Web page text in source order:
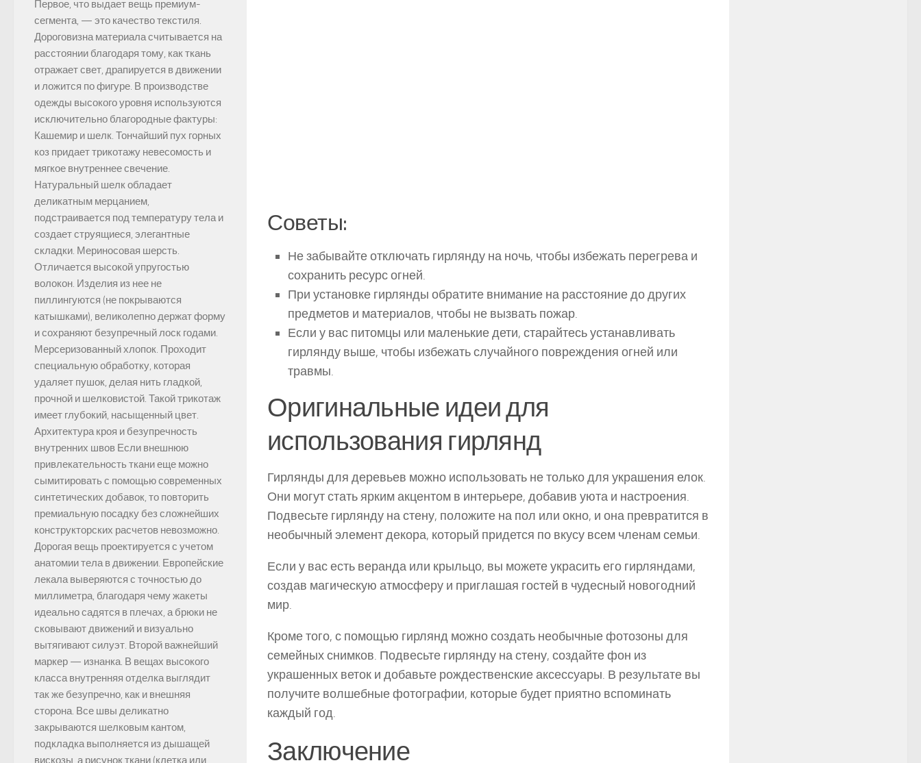
Советы:
Не забывайте отключать гирлянду на ночь, чтобы избежать перегрева и
сохранить ресурс огней.
При установке гирлянды обратите внимание на расстояние до других
предметов и материалов, чтобы не вызвать пожар.
Если у вас питомцы или маленькие дети, старайтесь устанавливать
гирлянду выше, чтобы избежать случайного повреждения огней или
травмы.
Оригинальные идеи для
использования гирлянд
Гирлянды для деревьев можно использовать не только для украшения елок.
Они могут стать ярким акцентом в интерьере, добавив уюта и настроения.
Подвесьте гирлянду на стену, положите на пол или окно, и она превратится в
необычный элемент декора, который придется по вкусу всем членам семьи.
Если у вас есть веранда или крыльцо, вы можете украсить его гирляндами,
создав магическую атмосферу и приглашая гостей в чудесный новогодний
мир.
Кроме того, с помощью гирлянд можно создать необычные фотозоны для
семейных снимков. Подвесьте гирлянду на стену, создайте фон из
украшенных веток и добавьте рождественские аксессуары. В результате вы
получите волшебные фотографии, которые будет приятно вспоминать
каждый год.
Заключение
Первое, что выдает вещь премиум-
сегмента, — это качество текстиля.
Дороговизна материала считывается на
расстоянии благодаря тому, как ткань
отражает свет, драпируется в движении
и ложится по фигуре. В производстве
одежды высокого уровня используются
исключительно благородные фактуры:
Кашемир и шелк. Тончайший пух горных
коз придает трикотажу невесомость и
мягкое внутреннее свечение.
Натуральный шелк обладает
деликатным мерцанием,
подстраивается под температуру тела и
создает струящиеся, элегантные
складки. Мериносовая шерсть.
Отличается высокой упругостью
волокон. Изделия из нее не
пиллингуются (не покрываются
катышками), великолепно держат форму
и сохраняют безупречный лоск годами.
Мерсеризованный хлопок. Проходит
специальную обработку, которая
удаляет пушок, делая нить гладкой,
прочной и шелковистой. Такой трикотаж
имеет глубокий, насыщенный цвет.
Архитектура кроя и безупречность
внутренних швов Если внешнюю
привлекательность ткани еще можно
сымитировать с помощью современных
синтетических добавок, то повторить
премиальную посадку без сложнейших
конструкторских расчетов невозможно.
Дорогая вещь проектируется с учетом
анатомии тела в движении. Европейские
лекала выверяются с точностью до
миллиметра, благодаря чему жакеты
идеально садятся в плечах, а брюки не
сковывают движений и визуально
вытягивают силуэт. Второй важнейший
маркер — изнанка. В вещах высокого
класса внутренняя отделка выглядит
так же безупречно, как и внешняя
сторона. Все швы деликатно
закрываются шелковым кантом,
подкладка выполняется из дышащей
вискозы, а рисунок ткани (клетка или